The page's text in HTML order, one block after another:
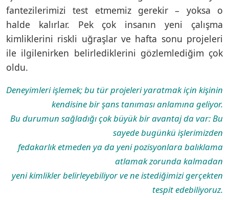
fantezilerimizi test etmemiz gerekir – yoksa o
halde kalırlar. Pek çok insanın yeni çalışma
kimliklerini riskli uğraşlar ve hafta sonu projeleri
ile ilgilenirken belirlediklerini gözlemlediğim çok
oldu.
Deneyimleri işlemek; bu tür projeleri yaratmak için kişinin
kendisine bir şans tanıması anlamına geliyor.
Bu durumun sağladığı çok büyük bir avantaj da var: Bu
sayede bugünkü işlerimizden
fedakarlık etmeden ya da yeni pozisyonlara balıklama
atlamak zorunda kalmadan
yeni kimlikler belirleyebiliyor ve ne istediğimizi gerçekten
tespit edebiliyoruz.